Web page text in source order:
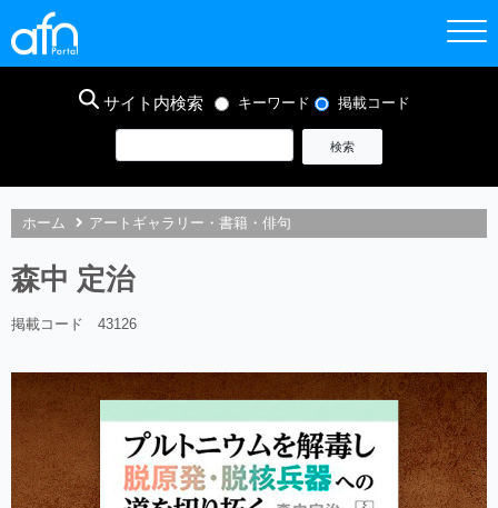
サイト内検索 キーワード 掲載コード
ホーム アートギャラリー・書籍・俳句
森中 定治
掲載コード 43126